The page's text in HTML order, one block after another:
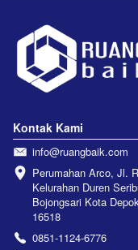
Kontak Kami
info@ruangbaik.com
Perumahan Arco, Jl.
Kelurahan Duren
Bojongsari Kota
16518
0851-1124-6776